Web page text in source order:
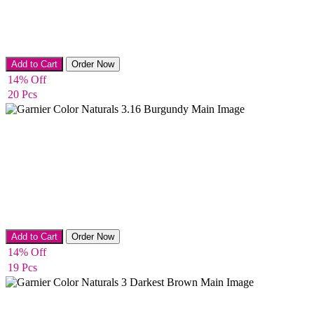
Hair Color
Add to Cart Order Now
14% Off
20 Pcs
Hair Color
Add to Cart Order Now
14% Off
19 Pcs